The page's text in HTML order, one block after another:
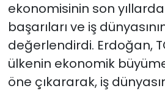
ekonomisinin son
başarıları ve iş
değerlendirdi. Erdoğan,
ülkenin ekonomik
öne çıkararak, iş